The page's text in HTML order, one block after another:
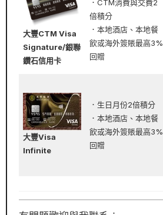
大豐CTM Visa
Signature/銀聯
鑽石信用卡
．CTM消費與交費2
倍積分
．本地酒店、本地餐
飲或海外簽賬最高3%
回贈
大豐Visa
Infinite
．生日月份2倍積分
．本地酒店、本地餐
飲或海外簽賬最高3%
回贈